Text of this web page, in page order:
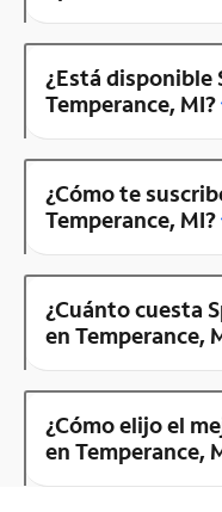
¿Está
Temperance, MI?
¿Cómo te
Temperance, MI?
¿Cuánto cuesta
en Temperance,
¿Cómo elijo el
en Temperance,